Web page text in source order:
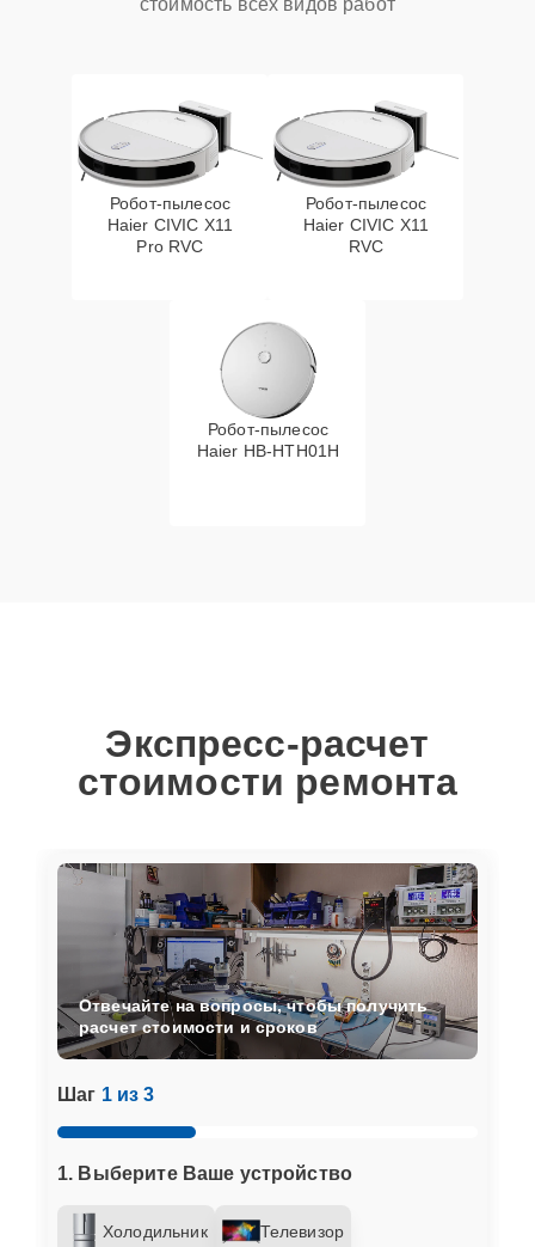
стоимость всех видов работ
Робот-пылесос
Haier CIVIC X11
Pro RVC
Робот-пылесос
Haier CIVIC X11
RVC
Робот-пылесос
Haier HB-HTH01H
Экспресс-расчет
стоимости ремонта
Шаг 1 из 3
1. Выберите Ваше устройство
Холодильник Телевизор
Отвечайте на вопросы, чтобы получить
расчет стоимости и сроков